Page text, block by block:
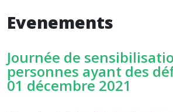
Evenements
Journée de
personnes ayant des
01 décembre 2021